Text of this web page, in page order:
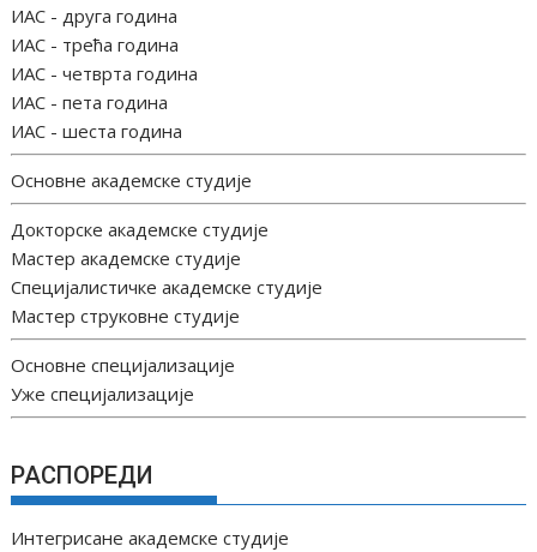
ИАС - друга година
ИАС - трећа година
ИАС - четврта година
ИАС - пета година
ИАС - шеста година
Основне академске студије
Докторске академске студије
Мастер академске студије
Специјалистичке академске студије
Мастер струковне студије
Основне специјализације
Уже специјализације
РАСПОРЕДИ
Интегрисане академске студије